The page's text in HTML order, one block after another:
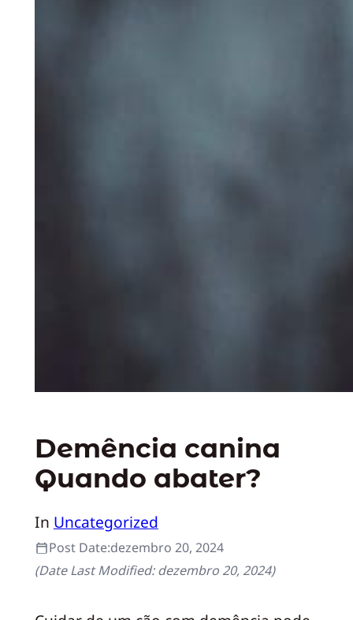
Demência canina
Quando abater?
In Uncategorized
Post Date:dezembro 20, 2024
(Date Last Modified:dezembro 20, 2024)